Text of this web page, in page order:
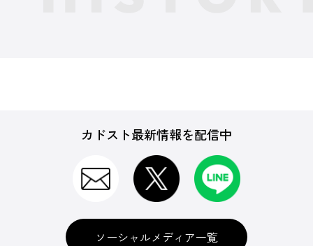
カドスト最新情報を配信中
ソーシャルメディア一覧